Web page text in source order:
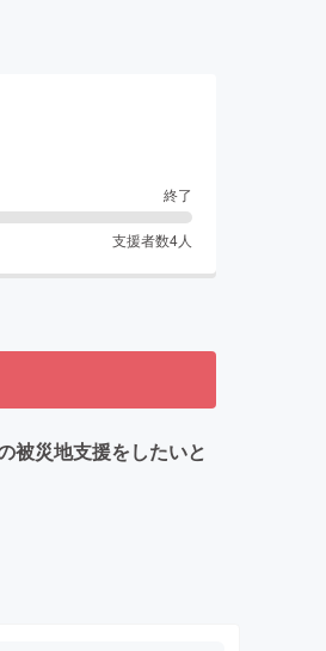
終了
支援者数4人
被災地支援をしたいと